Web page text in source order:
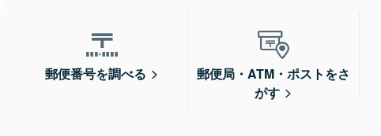
郵便番号を調べる
郵便局・ATM・ポストをさ
がす